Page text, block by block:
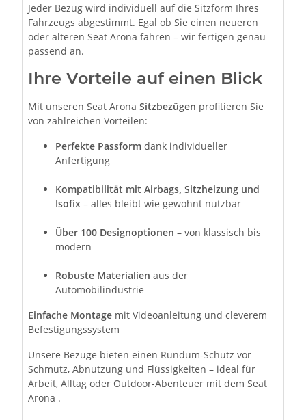
Jeder Bezug wird individuell auf die Sitzform Ihres
Fahrzeugs abgestimmt. Egal ob Sie einen neueren
oder älteren Seat Arona fahren – wir fertigen genau
passend an.
Ihre Vorteile auf einen Blick
Mit unseren Seat Arona Sitzbezügen profitieren Sie
von zahlreichen Vorteilen:
Perfekte Passform dank individueller
Anfertigung
Kompatibilität mit Airbags, Sitzheizung und
Isofix – alles bleibt wie gewohnt nutzbar
Über 100 Designoptionen – von klassisch bis
modern
Robuste Materialien aus der
Automobilindustrie
Einfache Montage mit Videoanleitung und cleverem
Befestigungssystem
Unsere Bezüge bieten einen Rundum-Schutz vor
Schmutz, Abnutzung und Flüssigkeiten – ideal für
Arbeit, Alltag oder Outdoor-Abenteuer mit dem Seat
Arona .